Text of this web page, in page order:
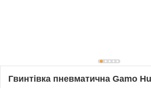
Гвинтівка пневматична Gamo